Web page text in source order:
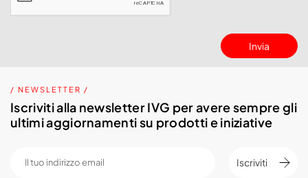
Invia
/ NEWSLETTER /
Iscriviti alla newsletter IVG per avere sempre gli
ultimi aggiornamenti su prodotti e iniziative
Iscriviti